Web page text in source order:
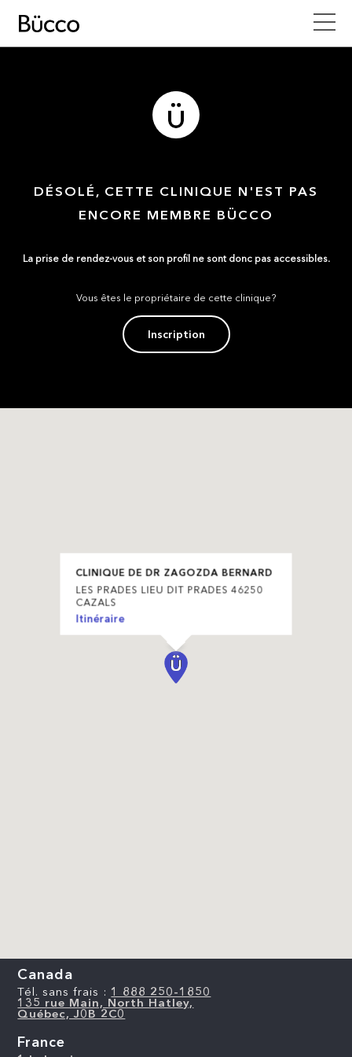
DÉSOLÉ, CETTE CLINIQUE N'EST PAS
ENCORE MEMBRE BÜCCO
La prise de rendez-vous et son profil ne sont donc pas accessibles.
Vous êtes le propriétaire de cette clinique?
Inscription
CLINIQUE DE DR ZAGOZDA BERNARD
LES PRADES LIEU DIT PRADES 46250
CAZALS
Itinéraire
Canada
Tél. sans frais : 1 888 250-1850
135 rue Main, North Hatley,
Québec, J0B 2C0
France